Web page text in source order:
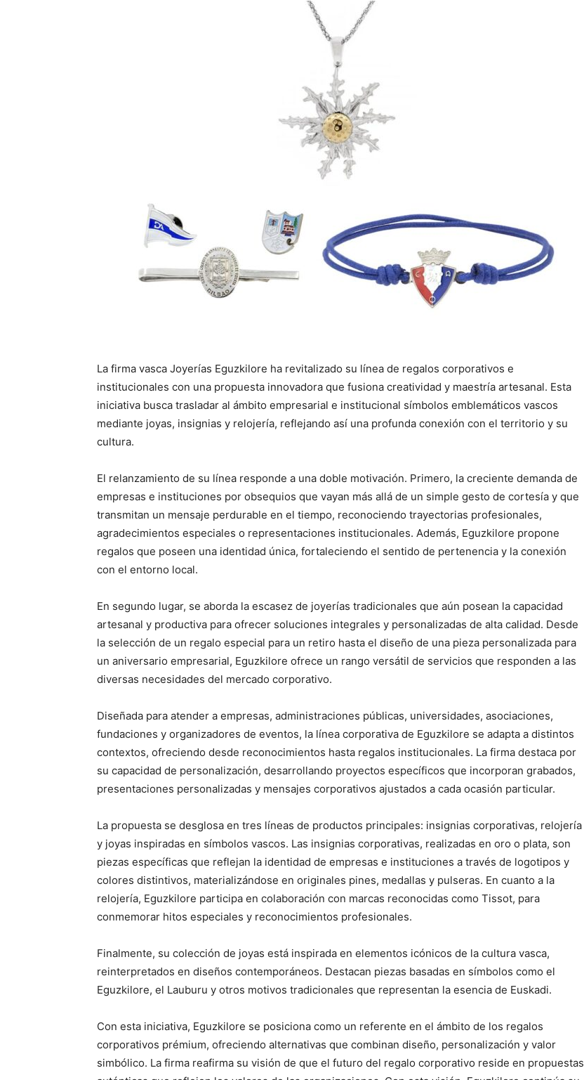
La firma vasca Joyerías Eguzkilore ha revitalizado su línea de regalos corporativos e
institucionales con una propuesta innovadora que fusiona creatividad y maestría artesanal. Esta
iniciativa busca trasladar al ámbito empresarial e institucional símbolos emblemáticos vascos
mediante joyas, insignias y relojería, reflejando así una profunda conexión con el territorio y su
cultura.
El relanzamiento de su línea responde a una doble motivación. Primero, la creciente demanda de
empresas e instituciones por obsequios que vayan más allá de un simple gesto de cortesía y que
transmitan un mensaje perdurable en el tiempo, reconociendo trayectorias profesionales,
agradecimientos especiales o representaciones institucionales. Además, Eguzkilore propone
regalos que poseen una identidad única, fortaleciendo el sentido de pertenencia y la conexión
con el entorno local.
En segundo lugar, se aborda la escasez de joyerías tradicionales que aún posean la capacidad
artesanal y productiva para ofrecer soluciones integrales y personalizadas de alta calidad. Desde
la selección de un regalo especial para un retiro hasta el diseño de una pieza personalizada para
un aniversario empresarial, Eguzkilore ofrece un rango versátil de servicios que responden a las
diversas necesidades del mercado corporativo.
Diseñada para atender a empresas, administraciones públicas, universidades, asociaciones,
fundaciones y organizadores de eventos, la línea corporativa de Eguzkilore se adapta a distintos
contextos, ofreciendo desde reconocimientos hasta regalos institucionales. La firma destaca por
su capacidad de personalización, desarrollando proyectos específicos que incorporan grabados,
presentaciones personalizadas y mensajes corporativos ajustados a cada ocasión particular.
La propuesta se desglosa en tres líneas de productos principales: insignias corporativas, relojería
y joyas inspiradas en símbolos vascos. Las insignias corporativas, realizadas en oro o plata, son
piezas específicas que reflejan la identidad de empresas e instituciones a través de logotipos y
colores distintivos, materializándose en originales pines, medallas y pulseras. En cuanto a la
relojería, Eguzkilore participa en colaboración con marcas reconocidas como Tissot, para
conmemorar hitos especiales y reconocimientos profesionales.
Finalmente, su colección de joyas está inspirada en elementos icónicos de la cultura vasca,
reinterpretados en diseños contemporáneos. Destacan piezas basadas en símbolos como el
Eguzkilore, el Lauburu y otros motivos tradicionales que representan la esencia de Euskadi.
Con esta iniciativa, Eguzkilore se posiciona como un referente en el ámbito de los regalos
corporativos prémium, ofreciendo alternativas que combinan diseño, personalización y valor
simbólico. La firma reafirma su visión de que el futuro del regalo corporativo reside en propuestas